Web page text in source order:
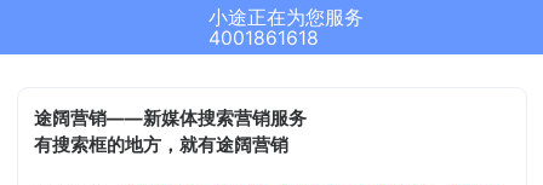
小途正在为您服务
4001861618
途阔营销——新媒体搜索营销服务
有搜索框的地方，就有途阔营销